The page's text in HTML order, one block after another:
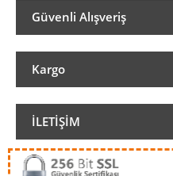
Güvenli Alışveriş
Kargo
İLETIŞIM